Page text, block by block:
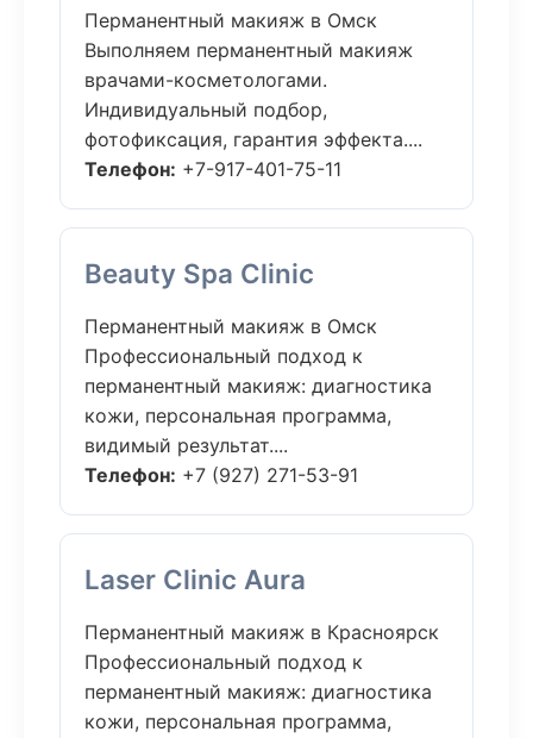
Перманентный макияж в Омск
Выполняем перманентный макияж
врачами-косметологами.
Индивидуальный подбор,
фотофиксация, гарантия эффекта....
Телефон: +7-917-401-75-11
Beauty Spa Clinic
Перманентный макияж в Омск
Профессиональный подход к
перманентный макияж: диагностика
кожи, персональная программа,
видимый результат....
Телефон: +7 (927) 271-53-91
Laser Clinic Aura
Перманентный макияж в Красноярск
Профессиональный подход к
перманентный макияж: диагностика
кожи, персональная программа,